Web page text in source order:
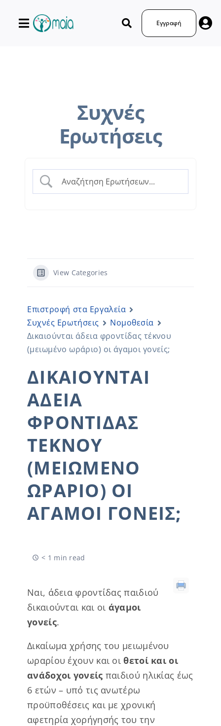
Εγγραφή
Συχνές
Ερωτήσεις
View Categories
Επιστροφή στα Εργαλεία
Συχνές Ερωτήσεις
Νομοθεσία
Δικαιούνται άδεια φροντίδας τέκνου
(μειωμένο ωράριο) οι άγαμοι γονείς;
ΔΙΚΑΙΟΎΝΤΑΙ
ΆΔΕΙΑ
ΦΡΟΝΤΊΔΑΣ
ΤΈΚΝΟΥ
(ΜΕΙΩΜΈΝΟ
ΩΡΆΡΙΟ) ΟΙ
ΆΓΑΜΟΙ ΓΟΝΕΊΣ;
< 1 min read
Ναι, άδεια φροντίδας παιδιού
δικαιούνται και οι άγαμοι
γονείς.
Δικαίωμα χρήσης του μειωμένου
ωραρίου έχουν και οιθετοί και οι
ανάδοχοι γονείς παιδιού ηλικίας έως
6 ετών – υπό τις ανωτέρω
προϋποθέσεις και με χρονική
αφετηρία χορήγησής του την